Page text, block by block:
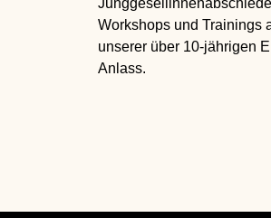
Workshops und Trainings
unserer über 10-jährigen
Anlass.